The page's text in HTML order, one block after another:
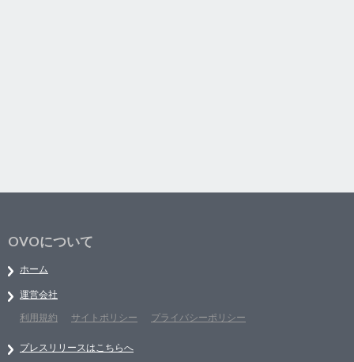
OVOについて
ホーム
運営会社
利用規約
サイトポリシー プライバシーポリシー
プレスリリースはこちらへ